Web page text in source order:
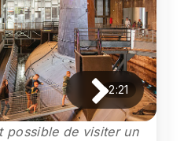
2:21
possible de visiter un